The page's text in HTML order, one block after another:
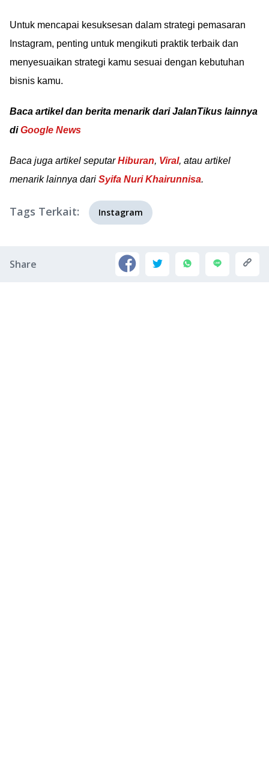
Untuk mencapai kesuksesan dalam strategi pemasaran
Instagram, penting untuk mengikuti praktik terbaik dan
menyesuaikan strategi kamu sesuai dengan kebutuhan
bisnis kamu.
Baca artikel dan berita menarik dari JalanTikus lainnya
diGoogle News
Baca juga artikel seputarHiburan, Viral, atau artikel
menarik lainnya dari Syifa Nuri Khairunnisa.
Tags Terkait: Instagram
Share